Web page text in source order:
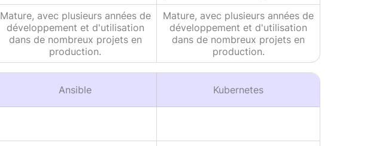
Mature, avec plusieurs années de
développement et d'utilisation
dans de nombreux projets en
production.
Mature, avec plusieurs années de
développement et d'utilisation
dans de nombreux projets en
production.
Ansible Kubernetes